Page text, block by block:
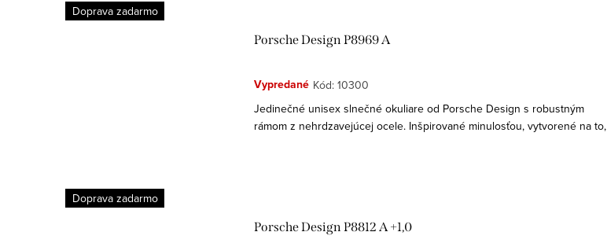
Porsche Design P8969 A
Doprava zadarmo
Vypredané Kód: 10300
Jedinečné unisex slnečné okuliare od Porsche Design s robustným
rámom z nehrdzavejúcej ocele. Inšpirované minulosťou, vytvorené na to,
Porsche Design P8812 A +1,0
Doprava zadarmo